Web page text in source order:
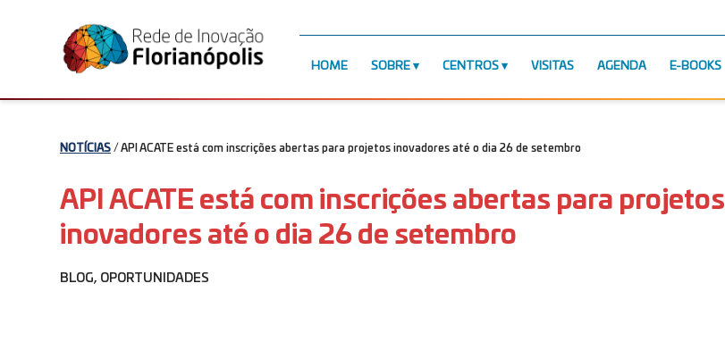
HOME SOBRE CENTROS VISITAS AGENDA E-BOOKS
NOTÍCIAS / API ACATE está com inscrições abertas para projetos inovadores até o dia 26 de setembro
API ACATE está com inscrições abertas para projetos
inovadores até o dia 26 de setembro
BLOG, OPORTUNIDADES